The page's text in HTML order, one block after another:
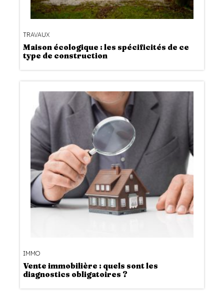
TRAVAUX
Maison écologique : les spécificités de ce
type de construction
IMMO
Vente immobilière : quels sont les
diagnostics obligatoires ?